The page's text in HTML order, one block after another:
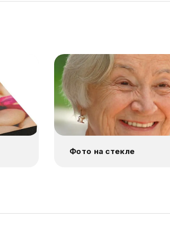
Фото на стекле